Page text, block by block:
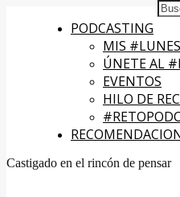
PODCASTING
MIS
ÚNETE AL
EVENTOS
HILO DE
Castigado en el rincón de pensar